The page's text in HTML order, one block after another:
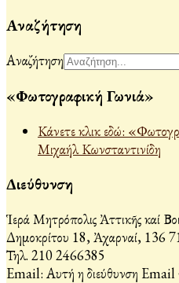
Αναζήτηση
Αναζήτηση
«Φωτογραφική Γωνιά»
Κάνετε κλικ εδώ:
Μιχαήλ Κωνσταντινίδη
Διεύθυνση
Ἱερά Μητρόπολις Ἀττικῆς καί
Δημοκρίτου 18, Ἀχαρναί, 136
Τηλ. 210 2466385
Email: Αυτή η διεύθυνση Email